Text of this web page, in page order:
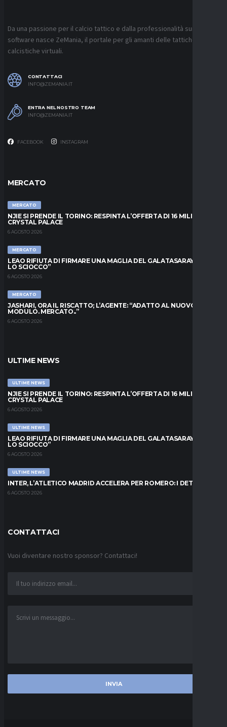
Da una passione per il calcio tattico e dalla professionalità sui
software nasce ZeMania, il portale per gli amanti delle tattiche
calcistiche virtuali.
CONTATTACI
INFO@ZEMANIA.IT
ENTRA NEL NOSTRO TEAM
INFO@ZEMANIA.IT
FACEBOOK INSTAGRAM
MERCATO
MERCATO
NJIE SI PRENDE IL TORINO: RESPINTA L’OFFERTA DI 16 MILIONI DAL
CRYSTAL PALACE
6 AGOSTO 2026
MERCATO
LEAO RIFIUTA DI FIRMARE UNA MAGLIA DEL GALATASARAY: “FAI
LO SCIOCCO”
6 AGOSTO 2026
MERCATO
JASHARI, ORA IL RISCATTO; L’AGENTE: “ADATTO AL NUOVO
MODULO. MERCATO..”
6 AGOSTO 2026
ULTIME NEWS
ULTIME NEWS
NJIE SI PRENDE IL TORINO: RESPINTA L’OFFERTA DI 16 MILIONI DAL
CRYSTAL PALACE
6 AGOSTO 2026
ULTIME NEWS
LEAO RIFIUTA DI FIRMARE UNA MAGLIA DEL GALATASARAY: “FAI
LO SCIOCCO”
6 AGOSTO 2026
ULTIME NEWS
INTER, L’ATLETICO MADRID ACCELERA PER ROMERO: I DETTAGLI
6 AGOSTO 2026
CONTATTACI
Vuoi diventare nostro sponsor? Contattaci!